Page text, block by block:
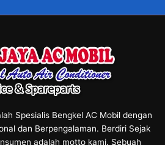
Spesialis Bengkel AC Mobil dengan
dan Berpengalaman. Berdiri Sejak
adalah motto kami. Sebuah